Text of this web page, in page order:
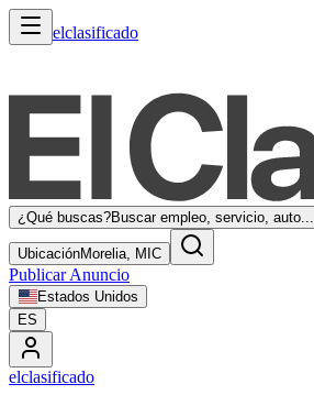
elclasificado
¿Qué buscas?Buscar empleo, servicio, auto...
UbicaciónMorelia, MIC
Publicar Anuncio
Estados Unidos
ES
elclasificado